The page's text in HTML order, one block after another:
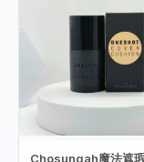
Chosungah魔法遮